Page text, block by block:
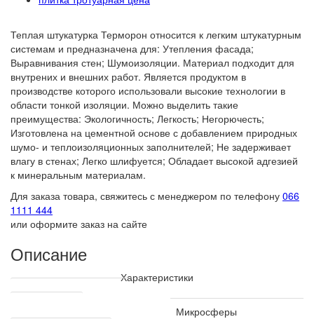
Теплая штукатурка Терморон относится к легким штукатурным
системам и предназначена для: Утепления фасада;
Выравнивания стен; Шумоизоляции. Материал подходит для
внутрених и внешних работ. Является продуктом в
производстве которого использовали высокие технологии в
области тонкой изоляции. Можно выделить такие
преимущества: Экологичность; Легкость; Негорючесть;
Изготовлена на цементной основе с добавлением природных
шумо- и теплоизоляционных заполнителей; Не задерживает
влагу в стенах; Легко шлифуется; Обладает высокой адгезией
к минеральным материалам.
Для заказа товара, свяжитесь с менеджером по телефону 066
1111 444
или оформите заказ на сайте
Описание
Характеристики
Технические характеристики
Микросферы